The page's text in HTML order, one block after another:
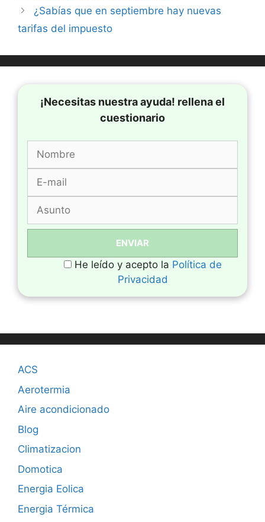
¿Sabías que en septiembre hay nuevas
tarifas del impuesto
¡Necesitas nuestra ayuda! rellena el
cuestionario
He leído y acepto la Política de
Privacidad
ACS
Aerotermia
Aire acondicionado
Blog
Climatizacion
Domotica
Energia Eolica
Energia Térmica